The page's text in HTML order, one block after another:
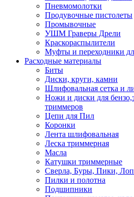
Пневмомолотки
Продувочные пистолеты
Промывочные
УШМ Граверы Дрели
Краскораспылители
Муфты и переходники
Расходные материалы
Биты
Диски, круги, камни
Шлифовальная сетка и
Ножи и диски для
триммеров
Цепи для Пил
Коронки
Лента шлифовальная
Леска триммерная
Масла
Катушки триммерные
Сверла, Буры, Пики,
Пилки и полотна
Подшипники